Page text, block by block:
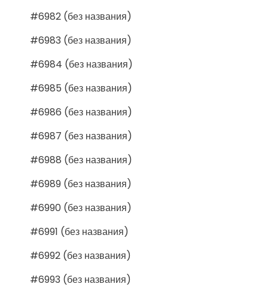
#6982 (без названия)
#6983 (без названия)
#6984 (без названия)
#6985 (без названия)
#6986 (без названия)
#6987 (без названия)
#6988 (без названия)
#6989 (без названия)
#6990 (без названия)
#6991 (без названия)
#6992 (без названия)
#6993 (без названия)